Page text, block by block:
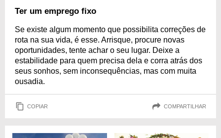
Ter um emprego fixo
Se existe algum momento que possibilita correções de
rota na sua vida, é esse. Arrisque, procure novas
oportunidades, tente achar o seu lugar. Deixe a
estabilidade para quem precisa dela e corra atrás dos
seus sonhos, sem inconsequências, mas com muita
ousadia.
COPIAR COMPARTILHAR